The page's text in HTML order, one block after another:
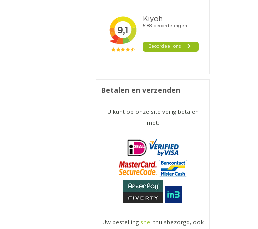
Betalen en verzenden
U kunt op onze site veilig betalen
met:
Uw bestelling snel thuisbezorgd, ook